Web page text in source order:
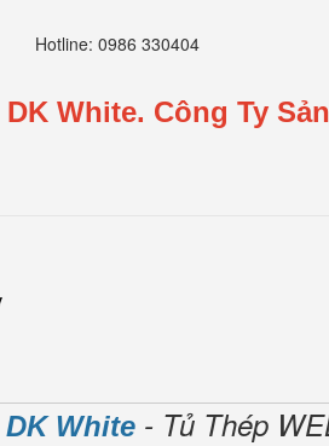
Hotline: 0986 330404
White. Công Ty
White - Tủ Thép